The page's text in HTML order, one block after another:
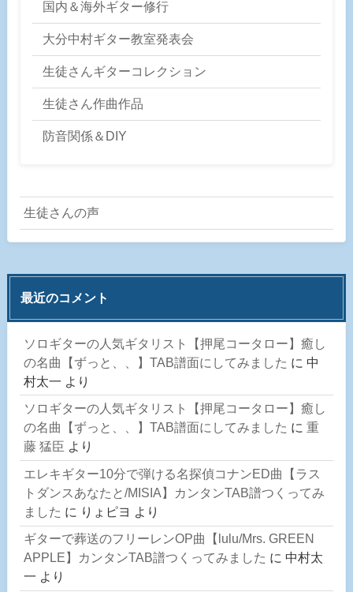
国内＆海外ギター修行
大分中村ギター教室発表会
生徒さんギターコレクション
生徒さん作曲作品
防音関係＆DIY
生徒さんの声
最近のコメント
ソロギターの人気ギタリスト【押尾コータロー】癒し
の名曲【ずっと、、】TAB譜面にしてみました に 中
村太一 より
ソロギターの人気ギタリスト【押尾コータロー】癒し
の名曲【ずっと、、】TAB譜面にしてみました に 重
藤 猛臣 より
エレキギター10分で弾ける名探偵コナンED曲【ラス
トダンスあなたと/MISIA】カンタンTAB譜つくってみ
ました に りょピヨ より
ギターで葬送のフリーレンOP曲【lulu/Mrs. GREEN
APPLE】カンタンTAB譜つくってみました に 中村太
一 より